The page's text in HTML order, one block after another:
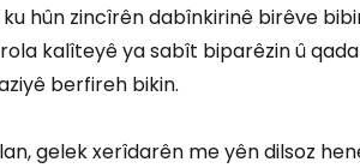
ku hûn zincîrên dabînkirinê birêve
kalîteyê ya sabît biparêzin û qada
berfireh bikin.
gelek xerîdarên me yên dilsoz